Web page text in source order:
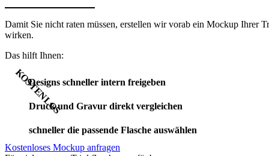
Damit Sie nicht raten müssen, erstellen wir vorab ein Mockup Ihrer
wirken.
Das hilft Ihnen:
Designs schneller intern freigeben
Druck und Gravur direkt vergleichen
schneller die passende Flasche auswählen
Kostenloses Mockup anfragen